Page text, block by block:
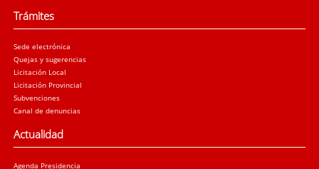
Trámites
Sede electrónica
Quejas y sugerencias
Licitación Local
Licitación Provincial
Subvenciones
Canal de denuncias
Actualidad
Agenda Presidencia